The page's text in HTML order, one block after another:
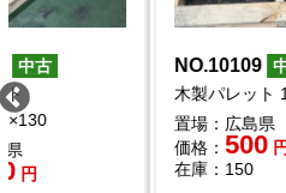
NO.10096
1400×1200×130